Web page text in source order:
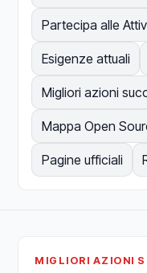
Partecipa alle
Esigenze attuali
Migliori azioni
Mappa Open
Pagine ufficiali
MIGLIORI AZIONI